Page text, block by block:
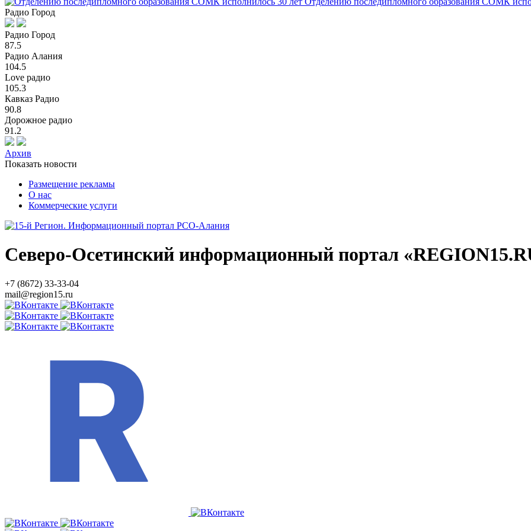
Радио Город
Радио Город
87.5
Радио Алания
104.5
Love радио
105.3
Кавказ Радио
90.8
Дорожное радио
91.2
Архив
Показать новости
Размещение рекламы
О нас
Коммерческие услуги
Северо-Осетинский информационный портал
+7 (8672) 33-33-04
mail@region15.ru